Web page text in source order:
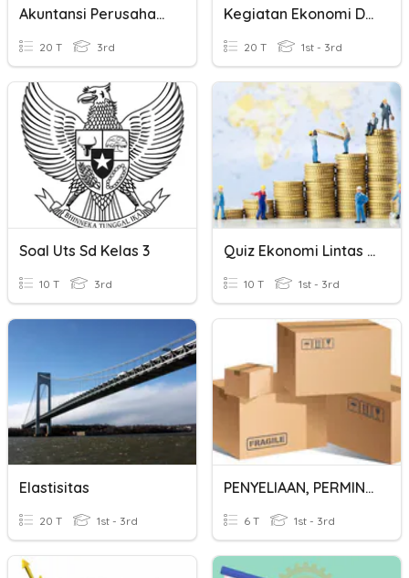
Akuntansi Perusahaan Jasa
20 T 3rd
Kegiatan Ekonomi Dan Harga Pasar
20 T 1st - 3rd
Soal Uts Sd Kelas 3
10 T 3rd
Quiz Ekonomi Lintas Minat Pertemuan 4
10 T 1st - 3rd
Elastisitas
20 T 1st - 3rd
PENYELIAAN, PERMINTAAN PEMBELIAN DAN PERTAULIAHAN
6 T 1st - 3rd